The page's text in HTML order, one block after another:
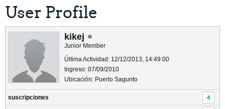
User Profile
kikej
Junior Member
Última Actividad: 12/12/2013, 14:49:00
Ingreso: 07/09/2010
Ubicación: Puerto Sagunto
suscripciones 4